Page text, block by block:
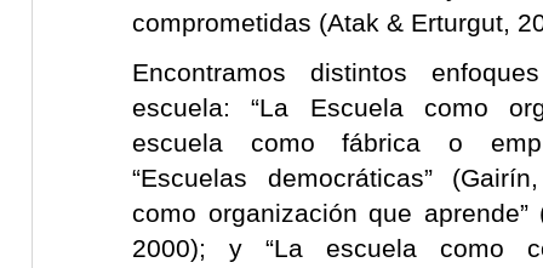
comprometidas (Atak & Erturgut,
Encontramos distintos
escuela: “La Escuela como
escuela como fábrica o
“Escuelas democráticas”
como organización que
2000); y “La escuela como